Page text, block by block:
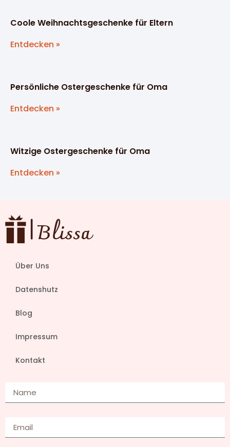
Coole Weihnachtsgeschenke für Eltern
Entdecken »
Persönliche Ostergeschenke für Oma
Entdecken »
Witzige Ostergeschenke für Oma
Entdecken »
Über Uns
Datenshutz
Blog
Impressum
Kontakt